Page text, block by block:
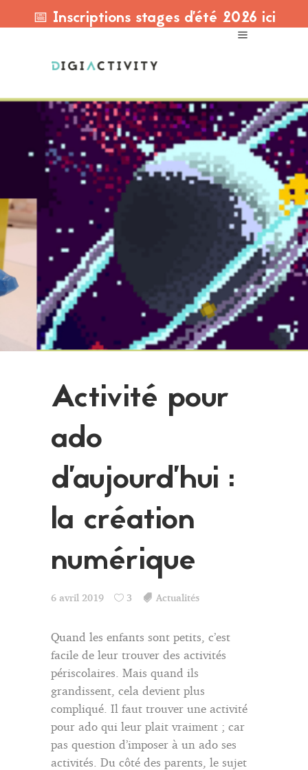
📅 Inscriptions stages d'été 2026 ici
Activité pour
ado
d’aujourd’hui :
la création
numérique
6 avril 2019 3 Actualités
Quand les enfants sont petits, c’est
facile de leur trouver des activités
périscolaires. Mais quand ils
grandissent, cela devient plus
compliqué. Il faut trouver une activité
pour ado qui leur plait vraiment ; car
pas question d’imposer à un ado ses
activités. Du côté des parents, le sujet